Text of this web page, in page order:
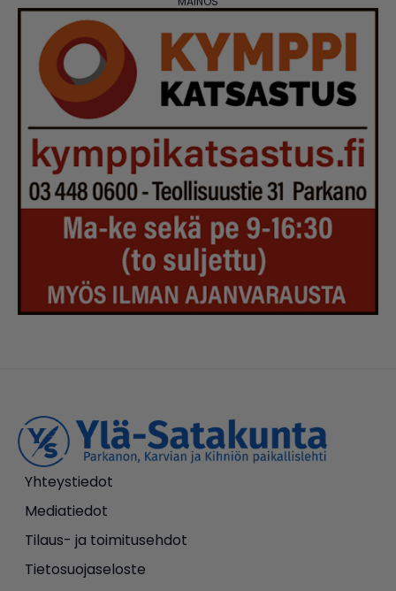
Yhteystiedot
Mediatiedot
Tilaus- ja toimitusehdot
Tietosuojaseloste